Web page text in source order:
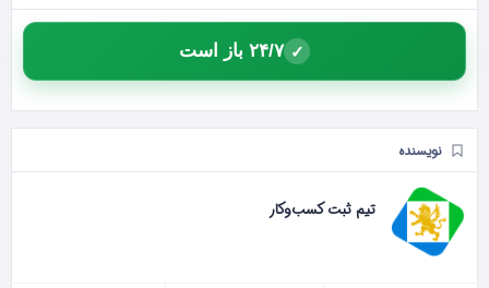
✓ ۲۴/۷ باز است
نویسنده
تیم ثبت کسب‌وکار